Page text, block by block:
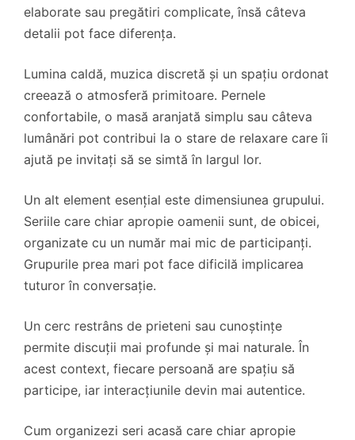
elaborate sau pregătiri complicate, însă câteva
detalii pot face diferența.
Lumina caldă, muzica discretă și un spațiu ordonat
creează o atmosferă primitoare. Pernele
confortabile, o masă aranjată simplu sau câteva
lumânări pot contribui la o stare de relaxare care îi
ajută pe invitați să se simtă în largul lor.
Un alt element esențial este dimensiunea grupului.
Seriile care chiar apropie oamenii sunt, de obicei,
organizate cu un număr mai mic de participanți.
Grupurile prea mari pot face dificilă implicarea
tuturor în conversație.
Un cerc restrâns de prieteni sau cunoștințe
permite discuții mai profunde și mai naturale. În
acest context, fiecare persoană are spațiu să
participe, iar interacțiunile devin mai autentice.
Cum organizezi seri acasă care chiar apropie